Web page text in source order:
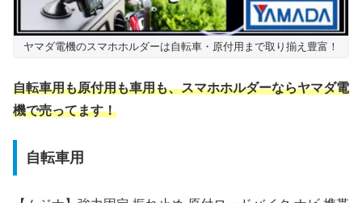
ヤマダ電機のスマホホルダーは自転車・原付用まで取り揃え豊富！
自転車用も原付用も車用も、スマホホルダーならヤマダ電
機で売ってます！
自転車用